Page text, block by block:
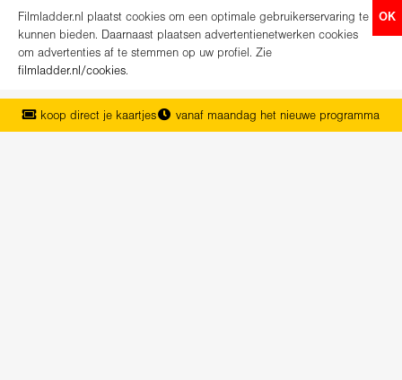
OK
Filmladder.nl plaatst cookies om een optimale gebruikerservaring te
kunnen bieden. Daarnaast plaatsen advertentienetwerken cookies
om advertenties af te stemmen op uw profiel. Zie
filmladder.nl/cookies.
koop direct je kaartjes
vanaf maandag het nieuwe programma
het complete overzicht van Nederland